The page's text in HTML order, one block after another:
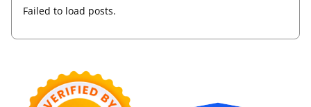
Failed to load posts.